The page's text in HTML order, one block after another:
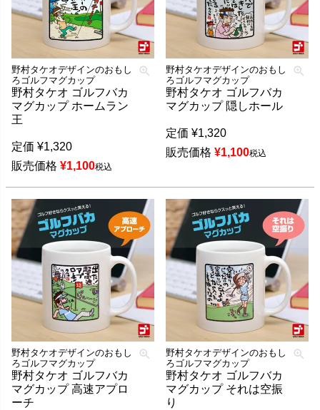
野村タケオデザインのおもし
ろゴルフマグカップ
野村タケオ ゴルフバカ
マグカップ ホームラン
王
定価 ¥1,320
販売価格 ¥1,100税込
野村タケオデザインのおもし
ろゴルフマグカップ
野村タケオ ゴルフバカ
マグカップ 隠しホール
定価 ¥1,320
販売価格 ¥1,100税込
野村タケオデザインのおもし
ろゴルフマグカップ
野村タケオ ゴルフバカ
マグカップ 高速アプロ
ーチ
野村タケオデザインのおもし
ろゴルフマグカップ
野村タケオ ゴルフバカ
マグカップ それは空振
り